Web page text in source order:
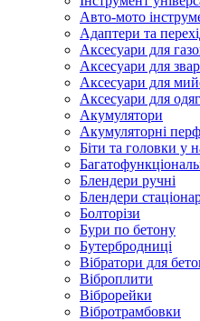
Авто-мото
Адаптери та
Аксесуари для
Аксесуари для
Аксесуари для
Аксесуари для
Акумулятори
Акумуляторні
Біти та головки у
Блендери ручні
Блендери
Болторізи
Бури по бетону
Бутербродниці
Вібратори для
Віброплити
Віброрейки
Вібротрамбовки